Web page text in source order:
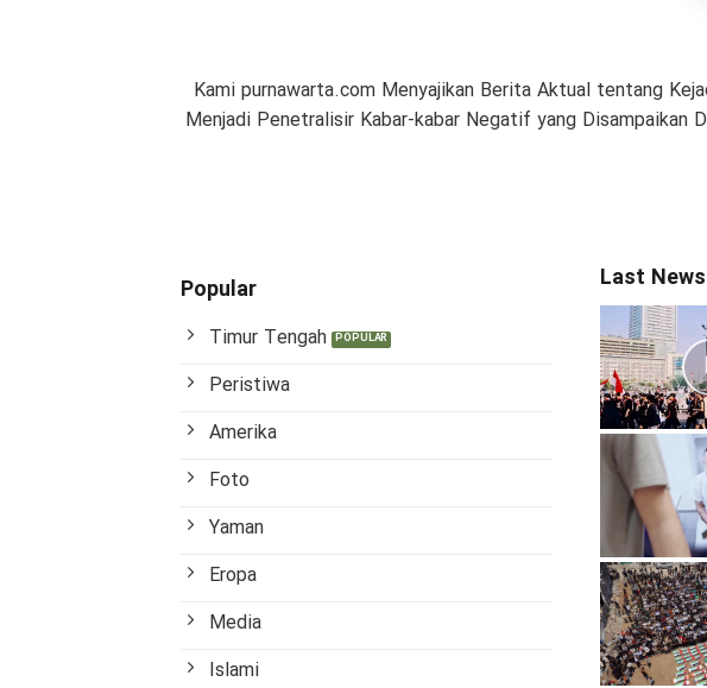
Kami purnawarta.com Menyajikan Berita Aktual tentang
Menjadi Penetralisir Kabar-kabar Negatif yang Disampaikan
Popular
Timur Tengah
Peristiwa
Amerika
Foto
Yaman
Eropa
Media
Islami
Last News